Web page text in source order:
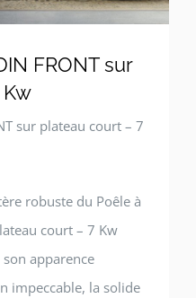
FRONT sur
sur plateau court – 7
robuste du Poêle à
court – 7 Kw
apparence
impeccable, la solide